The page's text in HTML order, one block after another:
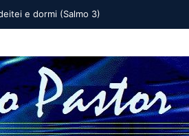
filho, Eu hoje te gerei (Salmo 2)